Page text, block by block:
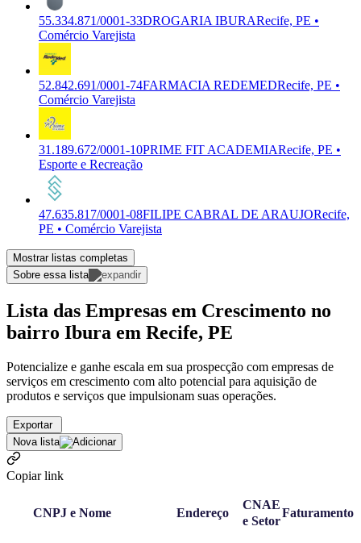
55.334.871/0001-33DROGARIA IBURARecife, PE •
Comércio Varejista
52.842.691/0001-74FARMACIA REDEMEDRecife, PE •
Comércio Varejista
31.189.672/0001-10PRIME FIT ACADEMIARecife, PE •
Esporte e Recreação
47.635.817/0001-08FILIPE CABRAL DE ARAUJORecife,
PE • Comércio Varejista
Mostrar listas completas
Sobre essa lista
Lista das Empresas em Crescimento no
bairro Ibura em Recife, PE
Potencialize e ganhe escala em sua prospecção com empresas de
serviços em crescimento com alto potencial para aquisição de
produtos e serviços que impulsionam suas operações.
Exportar
Nova lista
Copiar link
CNPJ e Nome Endereço
CNAE
e Setor
Faturamento